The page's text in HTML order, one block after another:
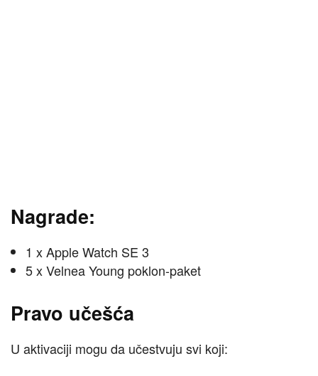
Nagrade:
1 x Apple Watch SE 3
5 x Velnea Young poklon-paket
Pravo učešća
U aktivaciji mogu da učestvuju svi koji: